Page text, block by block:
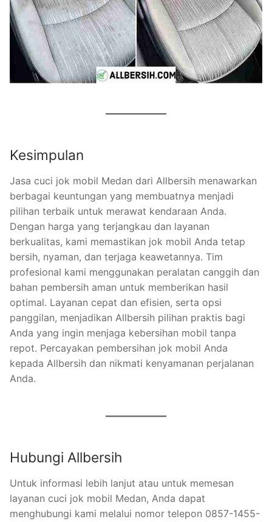
Kesimpulan
Jasa cuci jok mobil Medan dari Allbersih menawarkan
berbagai keuntungan yang membuatnya menjadi
pilihan terbaik untuk merawat kendaraan Anda.
Dengan harga yang terjangkau dan layanan
berkualitas, kami memastikan jok mobil Anda tetap
bersih, nyaman, dan terjaga keawetannya. Tim
profesional kami menggunakan peralatan canggih dan
bahan pembersih aman untuk memberikan hasil
optimal. Layanan cepat dan efisien, serta opsi
panggilan, menjadikan Allbersih pilihan praktis bagi
Anda yang ingin menjaga kebersihan mobil tanpa
repot. Percayakan pembersihan jok mobil Anda
kepada Allbersih dan nikmati kenyamanan perjalanan
Anda.
Hubungi Allbersih
Untuk informasi lebih lanjut atau untuk memesan
layanan cuci jok mobil Medan, Anda dapat
menghubungi kami melalui nomor telepon 0857-1455-